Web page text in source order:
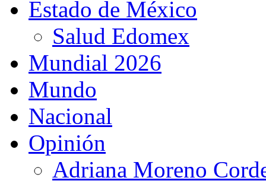
Estado de México
Salud Edomex
Mundial 2026
Mundo
Nacional
Opinión
Adriana Moreno